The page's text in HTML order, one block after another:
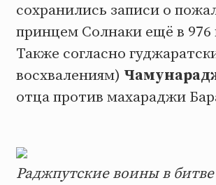
сохранились записи о
принцем Солнаки ещё в 976
Также согласно
восхвалениям)
отца против махараджи
Раджпутские воины в битве